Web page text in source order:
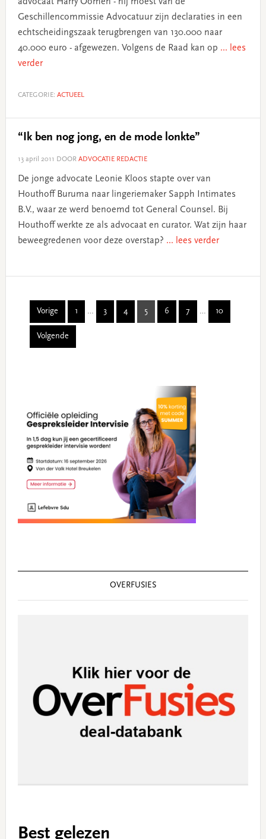
Geschillencommissie Advocatuur zijn declaraties in een
echtscheidingszaak terugbrengen van 130.000 naar
40.000 euro - afgewezen. Volgens de Raad kan op ... lees
verder
CATEGORIE: ACTUEEL
“Ik ben nog jong, en de mode lonkte”
13 april 2011 DOOR ADVOCATIE REDACTIE
De jonge advocate Leonie Kloos stapte over van
Houthoff Buruma naar lingeriemaker Sapph Intimates
B.V., waar ze werd benoemd tot General Counsel. Bij
Houthoff werkte ze als advocaat en curator. Wat zijn haar
beweegredenen voor deze overstap? ... lees verder
Vorige Page
1
Interim
pages
… Page
3 Page
4 Page
5 Page
6 Page
7
Interim
pages
… Page
10
Volgende
OVERFUSIES
Best gelezen